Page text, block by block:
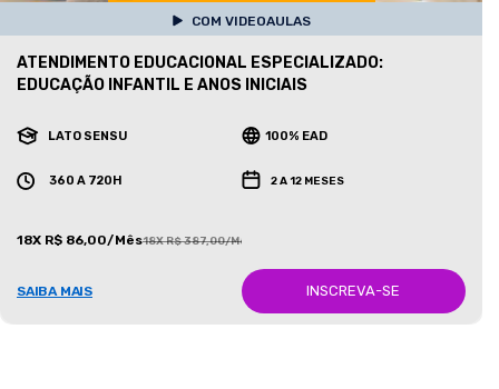
COM VIDEOAULAS
ATENDIMENTO EDUCACIONAL ESPECIALIZADO:
EDUCAÇÃO INFANTIL E ANOS INICIAIS
LATO SENSU 100% EAD
360 A 720H 2 A 12 MESES
18X R$ 86,00/Mês18X R$ 387,00/Mês
SAIBA MAIS INSCREVA-SE